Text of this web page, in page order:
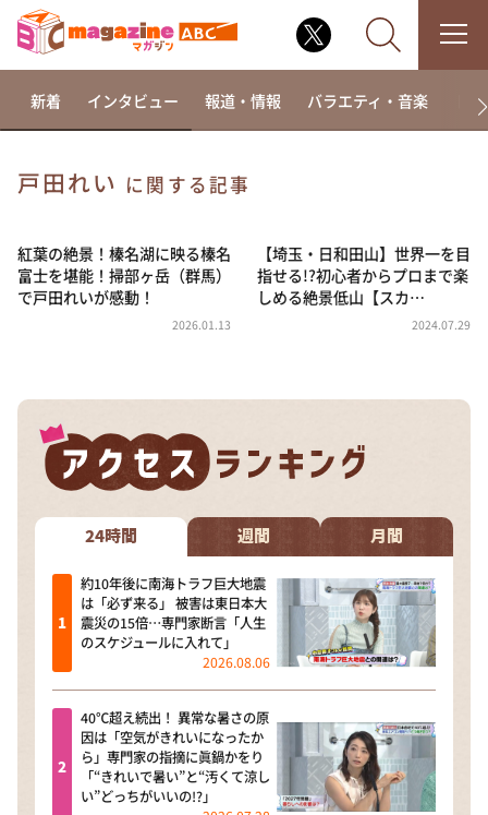
相席食堂
これ余談なんですけど・・・
～人生密着トークバラエティ！～ やすとものいたっ
河合＆A.B.C-Z塚田×福井アナ「なんでやねん！？」
（news おかえり）
DAIGOも台所 ～きょうの献立 何にする？～
本日はダイアンなり！シーズン２
朝だ！生です旅サラダ
教えて！ニュースライブ 正義のミカタ
ＬＩＦＥ～夢のカタチ～
新婚さんいらっしゃい！
ポツンと一軒家
ザキ山小屋本館
ぺこぱのまるスポ
新着 インタビュー 報道・情報 バラエティ・音楽 ド
戸田れい に関する記事
紅葉の絶景！榛名湖に映る榛名
富士を堪能！掃部ヶ岳（群馬）
で戸田れいが感動！
2026.01.13
【埼玉・日和田山】世界一を目
指せる!?初心者からプロまで楽
しめる絶景低山【スカ…
2024.07.29
24時間 週間 月間
約10年後に南海トラフ巨大地震
は「必ず来る」 被害は東日本大
震災の15倍…専門家断言「人生
のスケジュールに入れて」
2026.08.06
40℃超え続出！ 異常な暑さの原
因は「空気がきれいになったか
ら」専門家の指摘に眞鍋かをり
「“きれいで暑い”と“汚くて涼し
い”どっちがいいの!?」